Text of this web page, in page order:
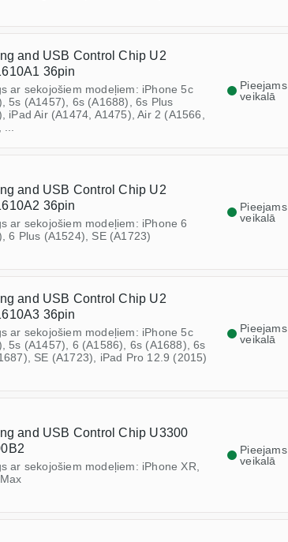
and USB Control Chip U2
36pin
ar sekojošiem modeļiem: iPhone 5c
5s (A1457), 6s (A1688), 6s Plus
iPad Air (A1474, A1475), Air 2 (A1566,
Pieejams
veikalā
and USB Control Chip U2
36pin
ar sekojošiem modeļiem: iPhone 6
6 Plus (A1524), SE (A1723)
Pieejams
veikalā
and USB Control Chip U2
36pin
ar sekojošiem modeļiem: iPhone 5c
5s (A1457), 6 (A1586), 6s (A1688), 6s
SE (A1723), iPad Pro 12.9 (2015)
Pieejams
veikalā
and USB Control Chip U3300
ar sekojošiem modeļiem: iPhone XR,
Pieejams
veikalā